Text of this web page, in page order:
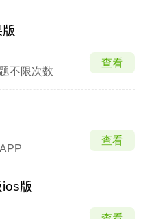
不限次数
查看
查看
版